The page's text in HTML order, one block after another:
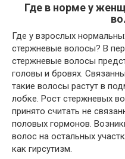
Где в норме у
Где у взрослых
стержневые волосы? В
стержневые волосы
головы и бровях.
такие волосы растут в
лобке. Рост стержневых
принято считать не
половых гормонов.
волос на остальных
как гирсутизм.